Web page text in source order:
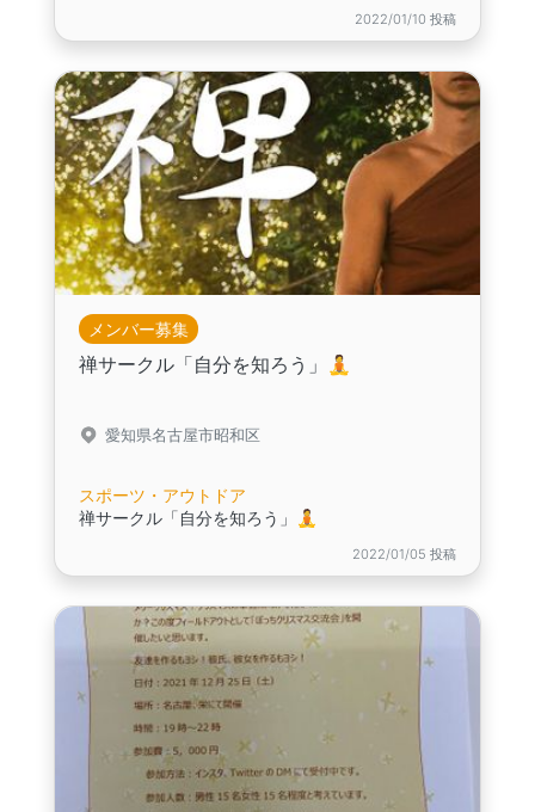
2022/01/10 投稿
メンバー募集
禅サークル「自分を知ろう」🧘
愛知県名古屋市昭和区
スポーツ・アウトドア
禅サークル「自分を知ろう」🧘
2022/01/05 投稿